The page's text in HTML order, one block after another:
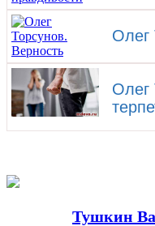
Олег
Олег
Тушкин